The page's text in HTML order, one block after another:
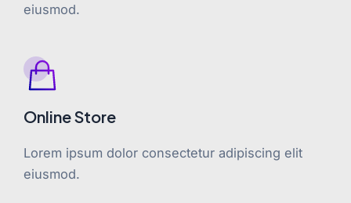
eiusmod.
Online Store
Lorem ipsum dolor consectetur adipiscing elit
eiusmod.